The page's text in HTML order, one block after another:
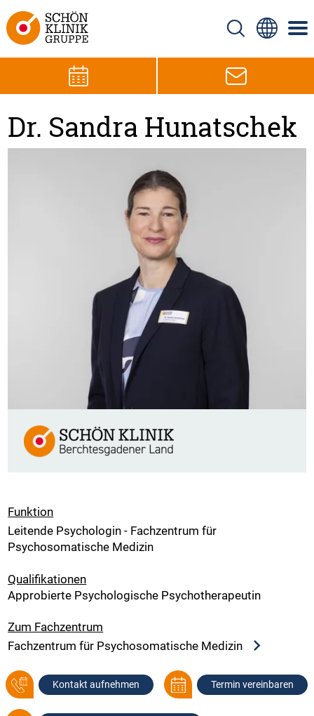
Dr. Sandra Hunatschek
Funktion
Leitende Psychologin - Fachzentrum für
Psychosomatische Medizin
Qualifikationen
Approbierte Psychologische Psychotherapeutin
Zum Fachzentrum
Fachzentrum für Psychosomatische Medizin
Kontakt aufnehmen Termin vereinbaren